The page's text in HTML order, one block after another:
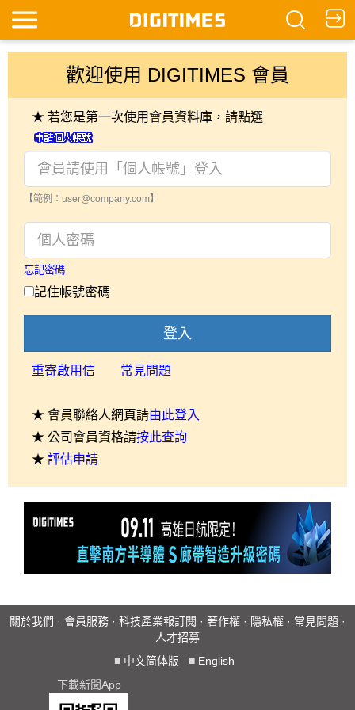
歡迎使用 DIGITIMES 會員
★ 若您是第一次使用會員資料庫，請點選
【範例：user@company.com】
忘記密碼
記住帳號密碼
登入
重寄啟用信 常見問題
★ 會員聯絡人網頁請由此登入
★ 公司會員資格請按此查詢
★ 評估申請
關於我們 · 會員服務 · 科技產業報訂閱 · 著作權 · 隱私權 · 常見問題 ·
人才招募
■ 中文简体版 ■ English
下載新聞App